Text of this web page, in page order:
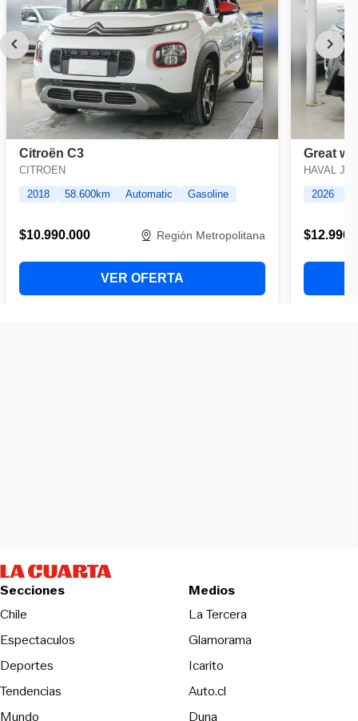
Secciones
Chile
Espectaculos
Deportes
Tendencias
Mundo
Medios
La TerceraOpens in new
Glamorama
Icarito
Auto.cl
DunaOpens in new window